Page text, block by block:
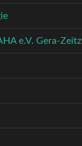
e.V. Gera-Zeitz